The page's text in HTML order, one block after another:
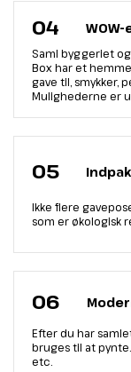
04
Saml byggeriet
Box har et
gave til, smykker,
Mulighederne er
05
Ikke flere
som er økologisk
06
Efter du har
bruges til at
etc.